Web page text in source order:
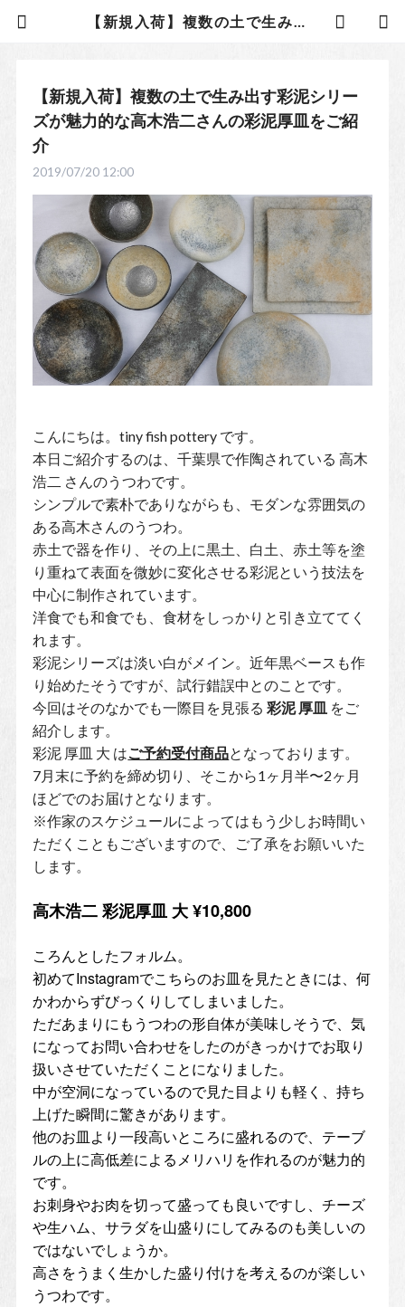
【新規入荷】複数の土で生み出す彩泥シリーズが魅力的な高木浩二さんの彩泥厚皿をご紹介 | 日常茶飯 - うつわ作家の和食器通販サイト
【新規入荷】複数の土で生み出す彩泥シリー
ズが魅力的な高木浩二さんの彩泥厚皿をご紹
介
2019/07/20 12:00
こんにちは。tiny fish pottery です。
本日ご紹介するのは、千葉県で作陶されている 高木
浩二 さんのうつわです。
シンプルで素朴でありながらも、モダンな雰囲気の
ある高木さんのうつわ。
赤土で器を作り、その上に黒土、白土、赤土等を塗
り重ねて表面を微妙に変化させる彩泥という技法を
中心に制作されています。
洋食でも和食でも、食材をしっかりと引き立ててく
れます。
彩泥シリーズは淡い白がメイン。近年黒ベースも作
り始めたそうですが、試行錯誤中とのことです。
今回はそのなかでも一際目を見張る彩泥 厚皿 をご
紹介します。
彩泥 厚皿 大 はご予約受付商品となっております。
7月末に予約を締め切り、そこから1ヶ月半〜2ヶ月
ほどでのお届けとなります。
※作家のスケジュールによってはもう少しお時間い
ただくこともございますので、ご了承をお願いいた
します。
高木浩二 彩泥厚皿 大 ¥10,800
ころんとしたフォルム。
初めてInstagramでこちらのお皿を見たときには、何
かわからずびっくりしてしまいました。
ただあまりにもうつわの形自体が美味しそうで、気
になってお問い合わせをしたのがきっかけでお取り
扱いさせていただくことになりました。
中が空洞になっているので見た目よりも軽く、持ち
上げた瞬間に驚きがあります。
他のお皿より一段高いところに盛れるので、テーブ
ルの上に高低差によるメリハリを作れるのが魅力的
です。
お刺身やお肉を切って盛っても良いですし、チーズ
や生ハム、サラダを山盛りにしてみるのも美しいの
ではないでしょうか。
高さをうまく生かした盛り付けを考えるのが楽しい
うつわです。